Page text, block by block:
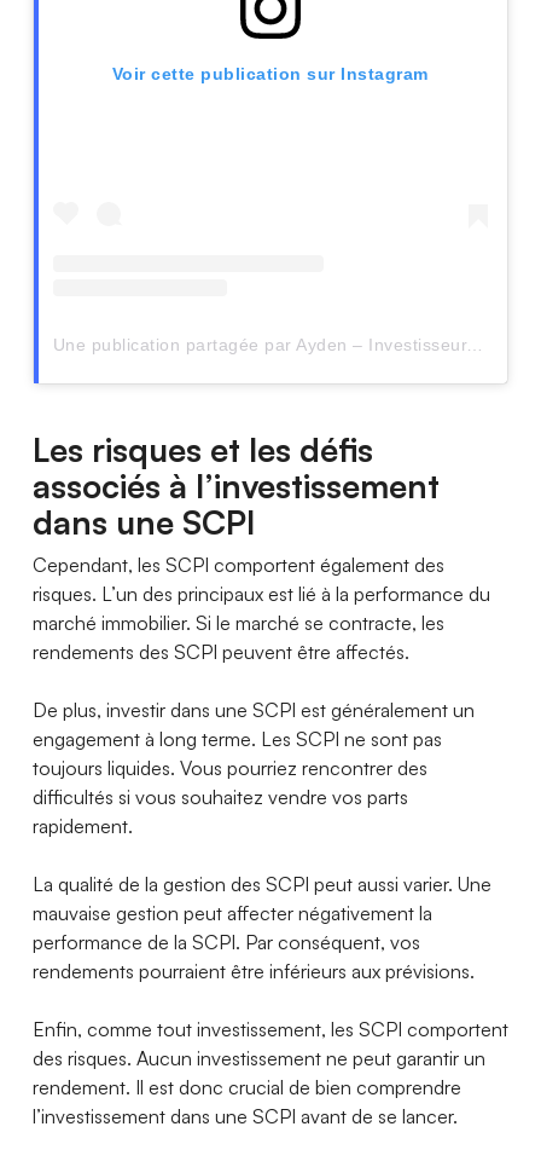
Voir cette publication sur Instagram
Une publication partagée par Ayden – Investisseur.euse (@pluri_invest)
Les risques et les défis
associés à l’investissement
dans une SCPI
Cependant, les SCPI comportent également des
risques. L’un des principaux est lié à la performance du
marché immobilier. Si le marché se contracte, les
rendements des SCPI peuvent être affectés.
De plus, investir dans une SCPI est généralement un
engagement à long terme. Les SCPI ne sont pas
toujours liquides. Vous pourriez rencontrer des
difficultés si vous souhaitez vendre vos parts
rapidement.
La qualité de la gestion des SCPI peut aussi varier. Une
mauvaise gestion peut affecter négativement la
performance de la SCPI. Par conséquent, vos
rendements pourraient être inférieurs aux prévisions.
Enfin, comme tout investissement, les SCPI comportent
des risques. Aucun investissement ne peut garantir un
rendement. Il est donc crucial de bien comprendre
l’investissement dans une SCPI avant de se lancer.